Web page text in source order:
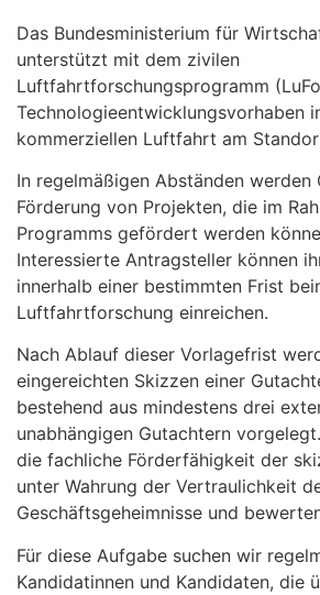
Das Bundesministerium für
unterstützt mit dem zivilen
Luftfahrtforschungsprogramm
Technologieentwicklungsvorhaben
kommerziellen Luftfahrt am
In regelmäßigen Abständen werden
Förderung von Projekten, die im
Programms gefördert werden
Interessierte Antragsteller können
innerhalb einer bestimmten Frist
Luftfahrtforschung einreichen.
Nach Ablauf dieser Vorlagefrist
eingereichten Skizzen einer
bestehend aus mindestens drei
unabhängigen Gutachtern
die fachliche Förderfähigkeit der
unter Wahrung der Vertraulichkeit
Geschäftsgeheimnisse und
Für diese Aufgabe suchen wir
Kandidatinnen und Kandidaten, die